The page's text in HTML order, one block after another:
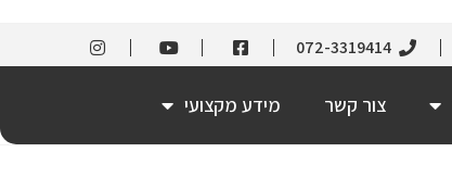
072-3319414
צור קשר מידע מקצועי